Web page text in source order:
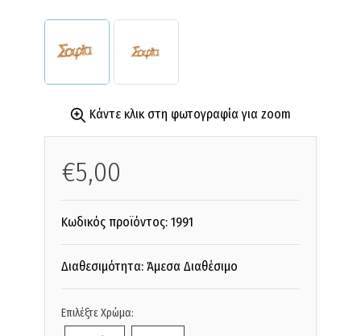
Κάντε κλικ στη φωτογραφία για zoom
€5,00
Κωδικός προϊόντος: 1991
Διαθεσιμότητα: Άμεσα Διαθέσιμο
Επιλέξτε Χρώμα: